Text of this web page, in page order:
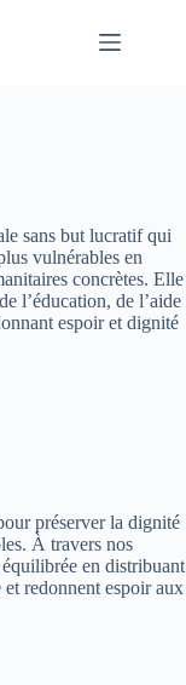
sans but lucratif qui
vulnérables en
concrètes. Elle
l’éducation, de l’aide
espoir et dignité
préserver la dignité
À travers nos
en distribuant
et redonnent espoir aux